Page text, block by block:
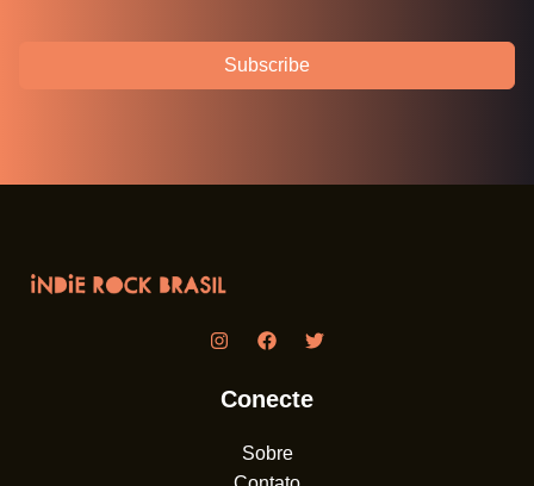
Subscribe
Conecte
Sobre